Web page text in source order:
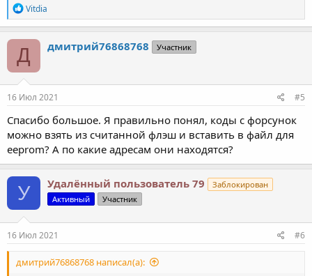
Р
е
а
к
ц
и
и
:
Vitdia
Д дмитрий76868768 Участник
16 Июл 2021 #5
Спасибо большое. Я правильно понял, коды с форсунок
можно взять из считанной флэш и вставить в файл для
eeprom? А по какие адресам они находятся?
У Удалённый пользователь 79
Заблокирован
Активный
Участник
16 Июл 2021 #6
дмитрий76868768 написал(а):